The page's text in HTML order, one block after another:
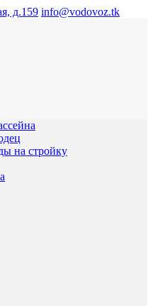
д.159 info@vodovoz.tk
на стройку